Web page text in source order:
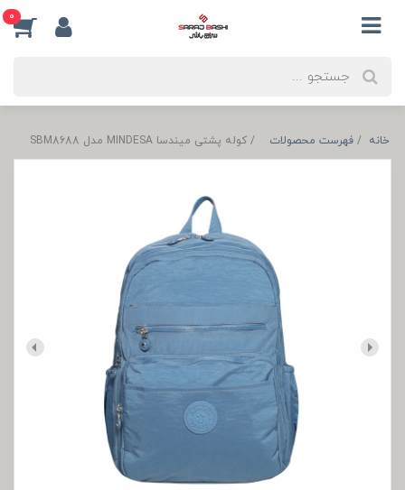
0
خانه فهرست محصولات کوله پشتی میندسا MINDESA مدل SBM8688